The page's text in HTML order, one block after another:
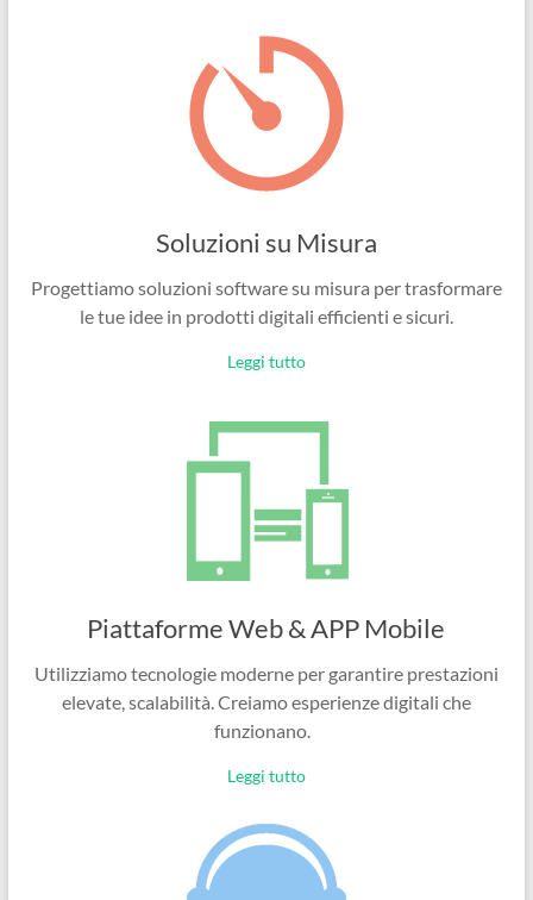
Soluzioni su Misura
Progettiamo soluzioni software su misura per trasformare
le tue idee in prodotti digitali efficienti e sicuri.
Leggi tutto
Piattaforme Web & APP Mobile
Utilizziamo tecnologie moderne per garantire prestazioni
elevate, scalabilità. Creiamo esperienze digitali che
funzionano.
Leggi tutto